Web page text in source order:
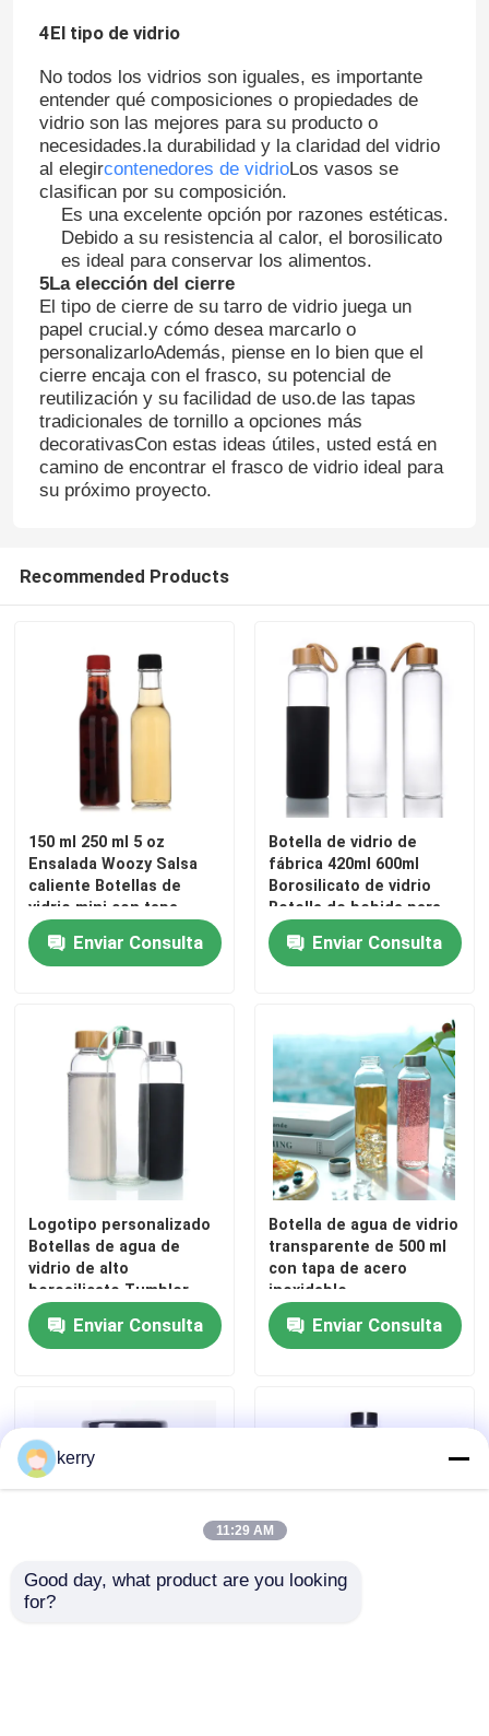
Inicio
Productos
Sobre nosotros
Visita a la fábrica
Control de Calidad
Contacto
tarros de cristal
Tazas de vidrio
Capa de botella del frasco
Artículos de vidrio para el hogar
4El tipo de vidrio
No todos los vidrios son iguales, es importante
entender qué composiciones o propiedades de
vidrio son las mejores para su producto o
necesidades.la durabilidad y la claridad del vidrio
al elegircontenedores de vidrioLos vasos se
clasifican por su composición.
Es una excelente opción por razones estéticas.
Debido a su resistencia al calor, el borosilicato
es ideal para conservar los alimentos.
5La elección del cierre
El tipo de cierre de su tarro de vidrio juega un
papel crucial.y cómo desea marcarlo o
personalizarloAdemás, piense en lo bien que el
cierre encaja con el frasco, su potencial de
reutilización y su facilidad de uso.de las tapas
tradicionales de tornillo a opciones más
decorativasCon estas ideas útiles, usted está en
camino de encontrar el frasco de vidrio ideal para
su próximo proyecto.
Recommended Products
150 ml 250 ml 5 oz
Ensalada Woozy Salsa
caliente Botellas de
vidrio mini con tapa
negra a prueba de fugas
Enviar Consulta
Botella de vidrio de
fábrica 420ml 600ml
Borosilicato de vidrio
Botella de bebida para
deportes acuáticos
Enviar Consulta
Logotipo personalizado
Botellas de agua de
vidrio de alto
borosilicato Tumbler
BPA GRATUITO Botella
de agua potable
Enviar Consulta
Botella de agua de vidrio
transparente de 500 ml
con tapa de acero
inoxidable
Enviar Consulta
Jarrón de miel
kerry
11:29 AM
Good day, what product are you looking
for?